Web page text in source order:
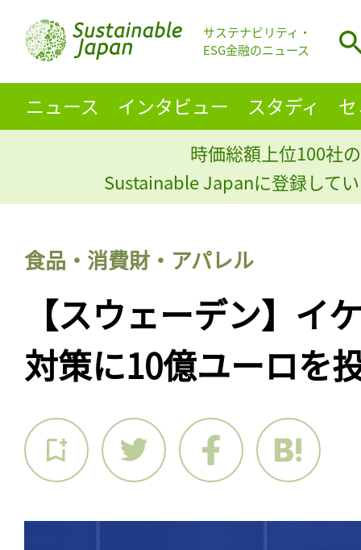
サステナビリティ・
ESG金融のニュース
ニュース インタビュー スタディ
時価総額上位100社
Sustainable Japanに登録して
食品・消費財・アパレル
【スウェーデン】イ
対策に10億ユーロを